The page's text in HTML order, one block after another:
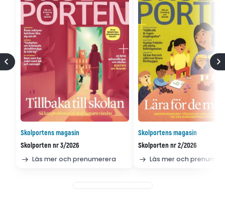
Skolportens magasin
Skolporten nr 3/2026
Läs mer och prenumerera
Skolportens magasin
Skolporten nr 2/2026
Läs mer och